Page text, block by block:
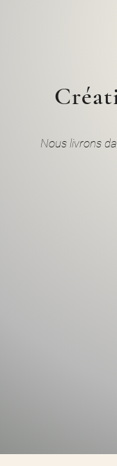
Nous livrons